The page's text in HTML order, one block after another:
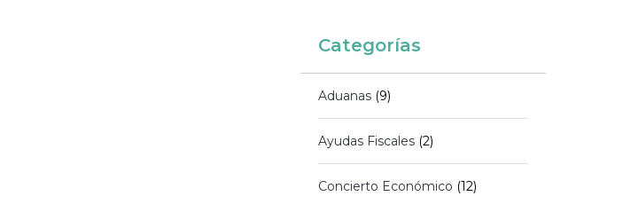
Categorías
Aduanas(9)
Ayudas Fiscales(2)
Concierto Económico (12)